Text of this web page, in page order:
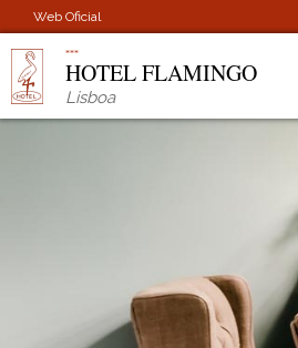
Web Oficial
HOTEL FLAMINGO
Lisboa